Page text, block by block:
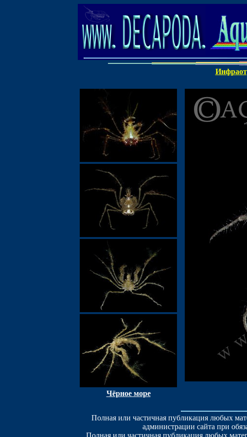
Чёрное море
Полная или частичная публикация любых
администрации сайта при
Полная или частичная публикация любых